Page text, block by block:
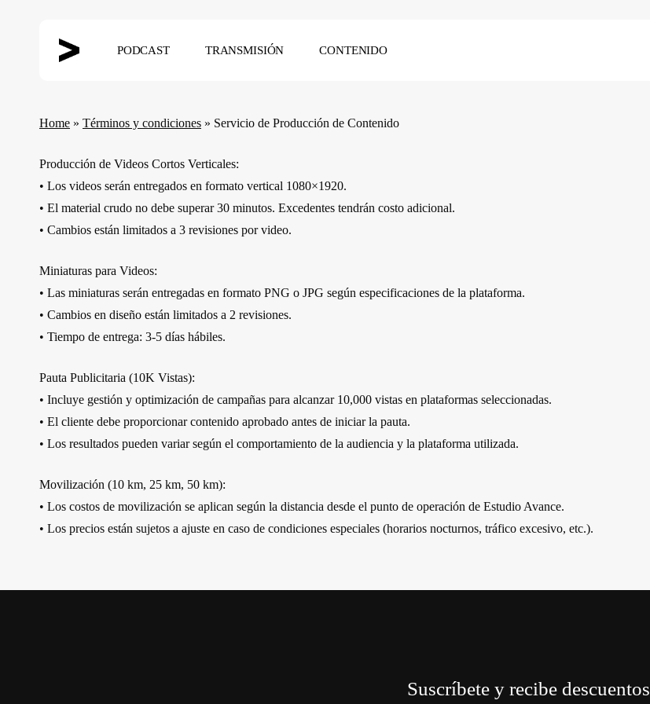
Hit enter to search or ESC to close
PODCAST TRANSMISIÓN CONTENIDO
Home » Términos y condiciones » Servicio de Producción de Contenido
Producción de Videos Cortos Verticales:
• Los videos serán entregados en formato vertical 1080×1920.
• El material crudo no debe superar 30 minutos. Excedentes tendrán costo adicional.
• Cambios están limitados a 3 revisiones por video.
Miniaturas para Videos:
• Las miniaturas serán entregadas en formato PNG o JPG según especificaciones de la plataforma.
• Cambios en diseño están limitados a 2 revisiones.
• Tiempo de entrega: 3-5 días hábiles.
Pauta Publicitaria (10K Vistas):
• Incluye gestión y optimización de campañas para alcanzar 10,000 vistas en plataformas seleccionadas.
• El cliente debe proporcionar contenido aprobado antes de iniciar la pauta.
• Los resultados pueden variar según el comportamiento de la audiencia y la plataforma utilizada.
Movilización (10 km, 25 km, 50 km):
• Los costos de movilización se aplican según la distancia desde el punto de operación de Estudio Avance.
• Los precios están sujetos a ajuste en caso de condiciones especiales (horarios nocturnos, tráfico excesivo, etc.).
Suscríbete y recibe descuentos